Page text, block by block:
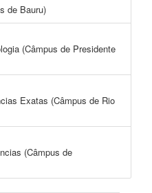
de Bauru)
(Câmpus de Presidente
Exatas (Câmpus de Rio
(Câmpus de